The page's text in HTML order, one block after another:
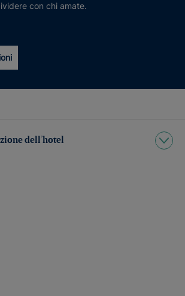
con chi amate.
dell’hotel